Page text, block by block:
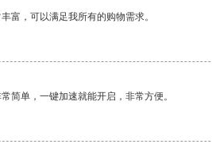
富，可以满足我所有的购物需求。
简单，一键加速就能开启，非常方便。